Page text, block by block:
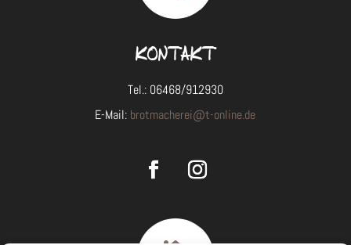
KONTAKT
Tel.: 06468/912930
E-Mail: brotmacherei@t-online.de